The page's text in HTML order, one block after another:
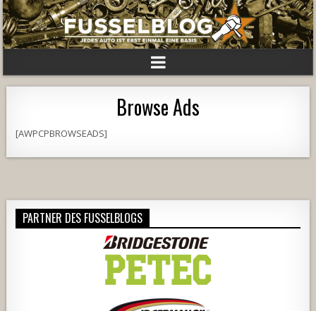
Browse Ads
[AWPCPBROWSEADS]
PARTNER DES FUSSELBLOGS